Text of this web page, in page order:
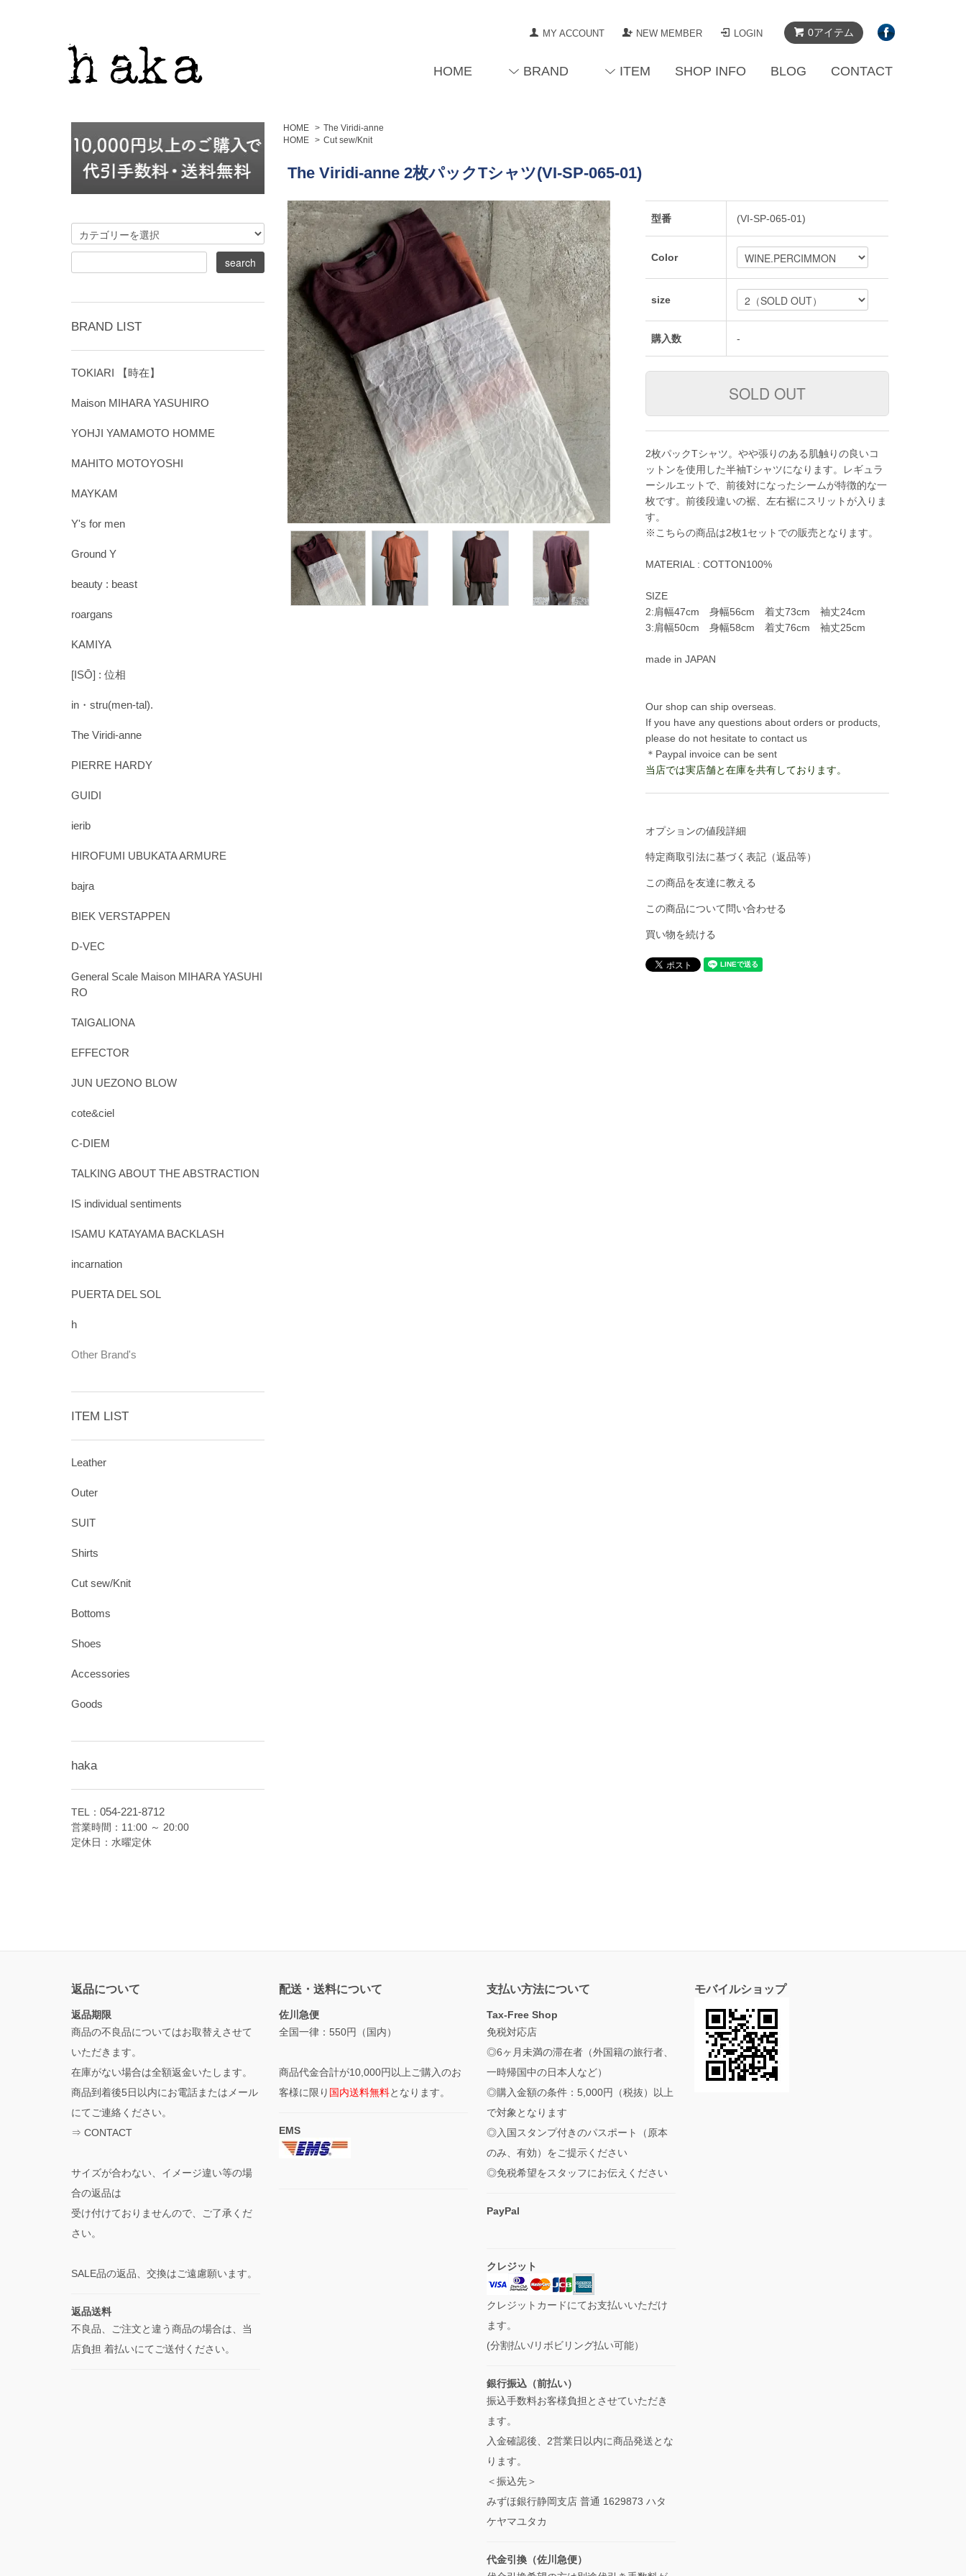
0アイテム
MY ACCOUNT NEW MEMBER LOGIN
HOME BRAND ITEM SHOP INFO BLOG CONTACT
HOME > The Viridi-anne
HOME
> Cut sew/Knit
The Viridi-anne 2枚パックTシャツ(VI-SP-065-01)
型番 (VI-SP-065-01)
Color
size
購入数 -
2枚パックTシャツ。やや張りのある肌触りの良いコ
ットンを使用した半袖Tシャツになります。レギュラ
ーシルエットで、前後対になったシームが特徴的な一
枚です。前後段違いの裾、左右裾にスリットが入りま
す。
※こちらの商品は2枚1セットでの販売となります。
MATERIAL : COTTON100%
SIZE
2:肩幅47cm 身幅56cm 着丈73cm 袖丈24cm
3:肩幅50cm 身幅58cm 着丈76cm 袖丈25cm
made in JAPAN
Our shop can ship overseas.
If you have any questions about orders or products,
please do not hesitate to contact us
＊Paypal invoice can be sent
当店では実店舗と在庫を共有しております。
オプションの値段詳細
特定商取引法に基づく表記（返品等）
この商品を友達に教える
この商品について問い合わせる
買い物を続ける
BRAND LIST
TOKIARI 【時在】
Maison MIHARA YASUHIRO
YOHJI YAMAMOTO HOMME
MAHITO MOTOYOSHI
MAYKAM
Y's for men
Ground Y
beauty : beast
roargans
KAMIYA
[ISŌ] : 位相
in・stru(men-tal).
The Viridi-anne
PIERRE HARDY
GUIDI
ierib
HIROFUMI UBUKATA ARMURE
bajra
BIEK VERSTAPPEN
D-VEC
General Scale Maison MIHARA YASUHI
RO
TAIGALIONA
EFFECTOR
JUN UEZONO BLOW
cote&ciel
C-DIEM
TALKING ABOUT THE ABSTRACTION
IS individual sentiments
ISAMU KATAYAMA BACKLASH
incarnation
PUERTA DEL SOL
h
Other Brand's
ITEM LIST
Leather
Outer
SUIT
Shirts
Cut sew/Knit
Bottoms
Shoes
Accessories
Goods
haka
TEL： 054-221-8712
営業時間：11:00 ～ 20:00
定休日：水曜定休
返品について
返品期限
商品の不良品についてはお取替えさせて
いただきます。
在庫がない場合は全額返金いたします。
商品到着後5日以内にお電話またはメール
にてご連絡ください。
⇒ CONTACT
サイズが合わない、イメージ違い等の場
合の返品は
受け付けておりませんので、ご了承くだ
さい。
SALE品の返品、交換はご遠慮願います。
返品送料
不良品、ご注文と違う商品の場合は、当
店負担 着払いにてご送付ください。
配送・送料について
佐川急便
全国一律：550円（国内）
商品代金合計が10,000円以上ご購入のお
客様に限り 国内送料無料となります。
EMS
支払い方法について
Tax-Free Shop
免税対応店
◎6ヶ月未満の滞在者（外国籍の旅行者、
一時帰国中の日本人など）
◎購入金額の条件：5,000円（税抜）以上
で対象となります
◎入国スタンプ付きのパスポート（原本
のみ、有効）をご提示ください
◎免税希望をスタッフにお伝えください
PayPal
クレジット
クレジットカードにてお支払いいただけ
ます。
(分割払い/リボビリング払い可能）
銀行振込（前払い）
振込手数料お客様負担とさせていただき
ます。
入金確認後、2営業日以内に商品発送とな
ります。
＜振込先＞
みずほ銀行静岡支店 普通 1629873 ハタ
ケヤマユタカ
代金引換（佐川急便）
モバイルショップ